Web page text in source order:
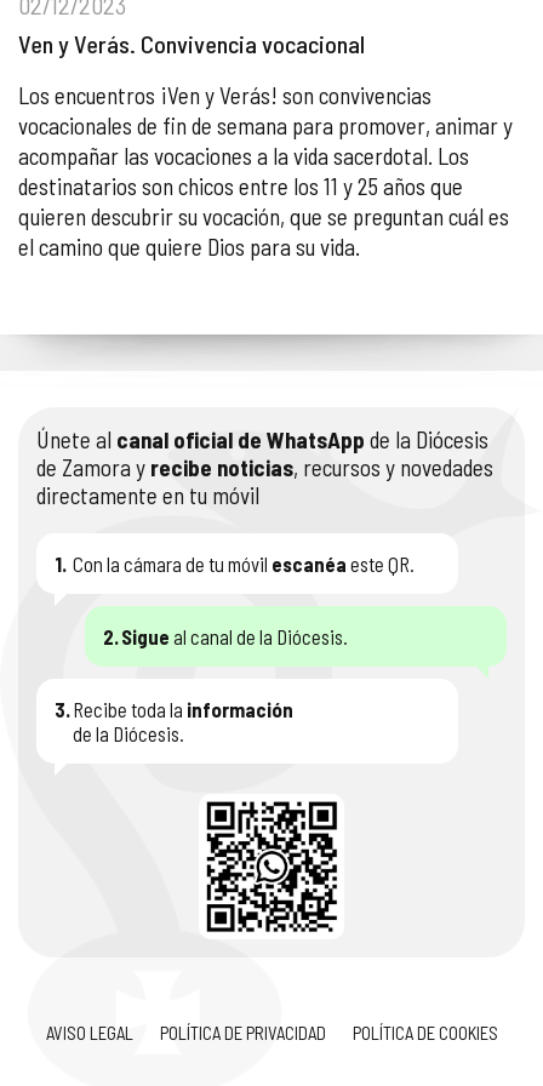
Ven y Verás. Convivencia vocacional
Los encuentros ¡Ven y Verás! son convivencias
vocacionales de fin de semana para promover, animar y
acompañar las vocaciones a la vida sacerdotal. Los
destinatarios son chicos entre los 11 y 25 años que
quieren descubrir su vocación, que se preguntan cuál es
el camino que quiere Dios para su vida.
Únete al canal oficial de WhatsApp de la Diócesis
de Zamora y recibe noticias, recursos y novedades
directamente en tu móvil
1. Con la cámara de tu móvil escanéa este QR.
2.Sigue al canal de la Diócesis.
3.Recibe toda la información
de la Diócesis.
AVISO LEGAL POLÍTICA DE PRIVACIDAD POLÍTICA DE COOKIES